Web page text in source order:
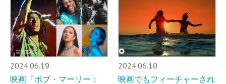
2024.06.19
映画『ボブ・マーリー：
2024.06.10
映画でもフィーチャーされ